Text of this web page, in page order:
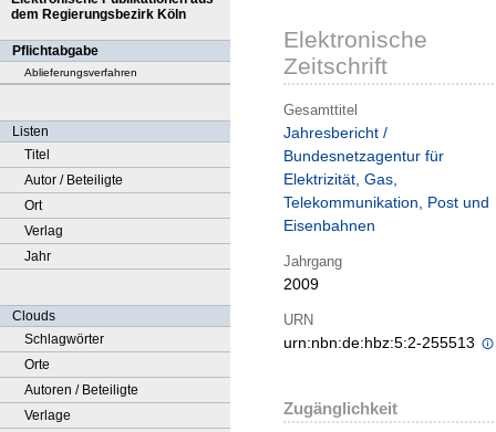
dem Regierungsbezirk Köln
Pflichtabgabe
Ablieferungsverfahren
Listen
Titel
Autor / Beteiligte
Ort
Verlag
Jahr
Clouds
Schlagwörter
Orte
Autoren / Beteiligte
Verlage
Elektronische
Zeitschrift
Gesamttitel
Jahresbericht /
Bundesnetzagentur für
Elektrizität, Gas,
Telekommunikation, Post und
Eisenbahnen
Jahrgang
2009
URN
urn:nbn:de:hbz:5:2-255513
Zugänglichkeit